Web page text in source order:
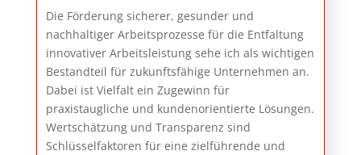
Die Förderung sicherer, gesunder und
nachhaltiger Arbeitsprozesse für die Entfaltung
innovativer Arbeitsleistung sehe ich als wichtigen
Bestandteil für zukunftsfähige Unternehmen an.
Dabei ist Vielfalt ein Zugewinn für
praxistaugliche und kundenorientierte Lösungen.
Wertschätzung und Transparenz sind
Schlüsselfaktoren für eine zielführende und